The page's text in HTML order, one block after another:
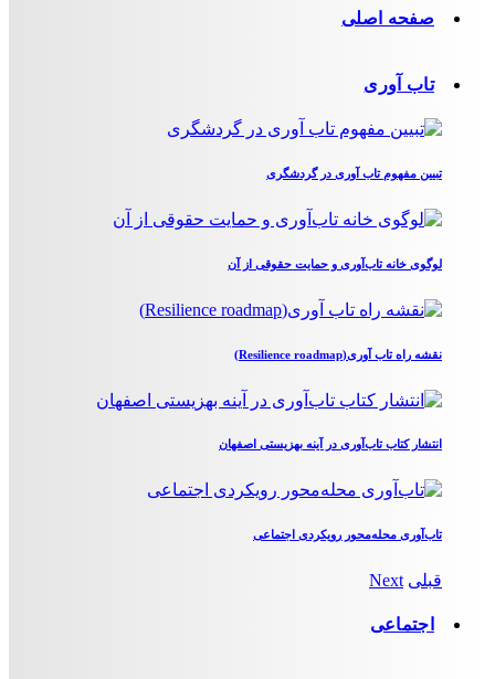
صفحه اصلی
تاب آوری
تبیین مفهوم تاب آوری در گردشگری
لوگوی خانه تاب‌آوری و حمایت حقوقی از آن
نقشه راه تاب آوری(Resilience roadmap)
انتشار کتاب تاب‌آوری در آینه بهزیستی اصفهان
تاب‌آوری محله‌محور رویکردی اجتماعی
قبلی Next
اجتماعی